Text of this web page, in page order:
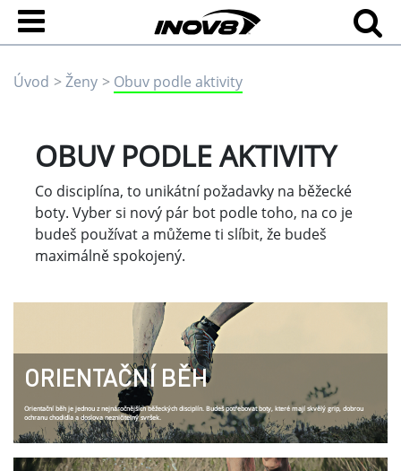
Úvod Ženy Obuv podle aktivity
OBUV PODLE AKTIVITY
Co disciplína, to unikátní požadavky na běžecké
boty. Vyber si nový pár bot podle toho, na co je
budeš používat a můžeme ti slíbit, že budeš
maximálně spokojený.
ORIENTAČNÍ BĚH
Orientační běh je jednou z nejnáročnějších běžeckých disciplín. Budeš potřebovat boty, které mají skvělý grip, dobrou
ochranu chodidla a doslova nezničitelný svršek.